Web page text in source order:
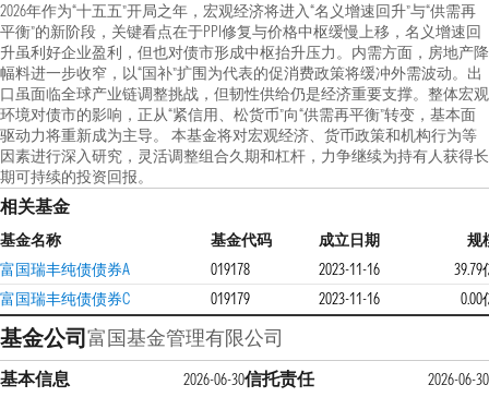
2026年作为“十五五”开局之年，宏观经济将进入“名义增速回升”与“供需再
平衡”的新阶段，关键看点在于PPI修复与价格中枢缓慢上移，名义增速回
升虽利好企业盈利，但也对债市形成中枢抬升压力。内需方面，房地产降
幅料进一步收窄，以“国补”扩围为代表的促消费政策将缓冲外需波动。出
口虽面临全球产业链调整挑战，但韧性供给仍是经济重要支撑。整体宏观
环境对债市的影响，正从“紧信用、松货币”向“供需再平衡”转变，基本面
驱动力将重新成为主导。 本基金将对宏观经济、货币政策和机构行为等
因素进行深入研究，灵活调整组合久期和杠杆，力争继续为持有人获得长
期可持续的投资回报。
相关基金
基金名称 基金代码 成立日期
规
富国瑞丰纯债债券A
019178 2023-11-16
39.79
富国瑞丰纯债债券C
019179 2023-11-16 0.00
基金公司富国基金管理有限公司
基本信息 2026-06-30信托责任 2026-06-30